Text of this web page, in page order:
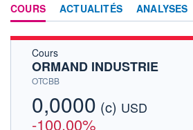
COURS ACTUALITÉS ANALYSES
Cours
ORMAND INDUSTRIE
OTCBB
0,0000 (c) USD
-100,00%